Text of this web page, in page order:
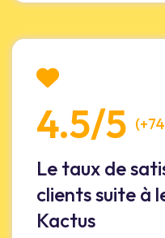
4.5/5
Le taux de
clients suite à
Kactus